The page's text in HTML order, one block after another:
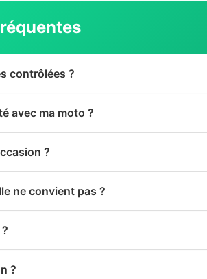
contrôlées ?
avec ma moto ?
?
ne convient pas ?
?